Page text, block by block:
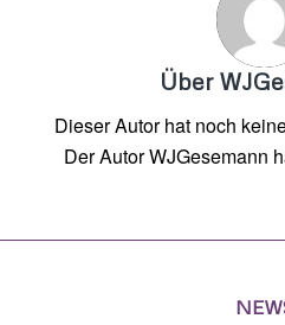
Über
Dieser Autor hat noch
Der AutorWJGesemann